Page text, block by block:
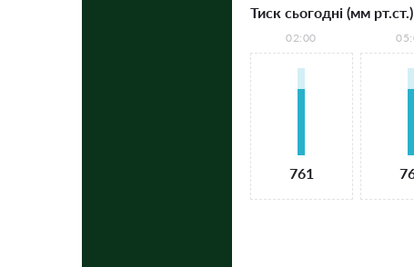
Тиск сьогодні (мм рт.ст.)
02:00
761